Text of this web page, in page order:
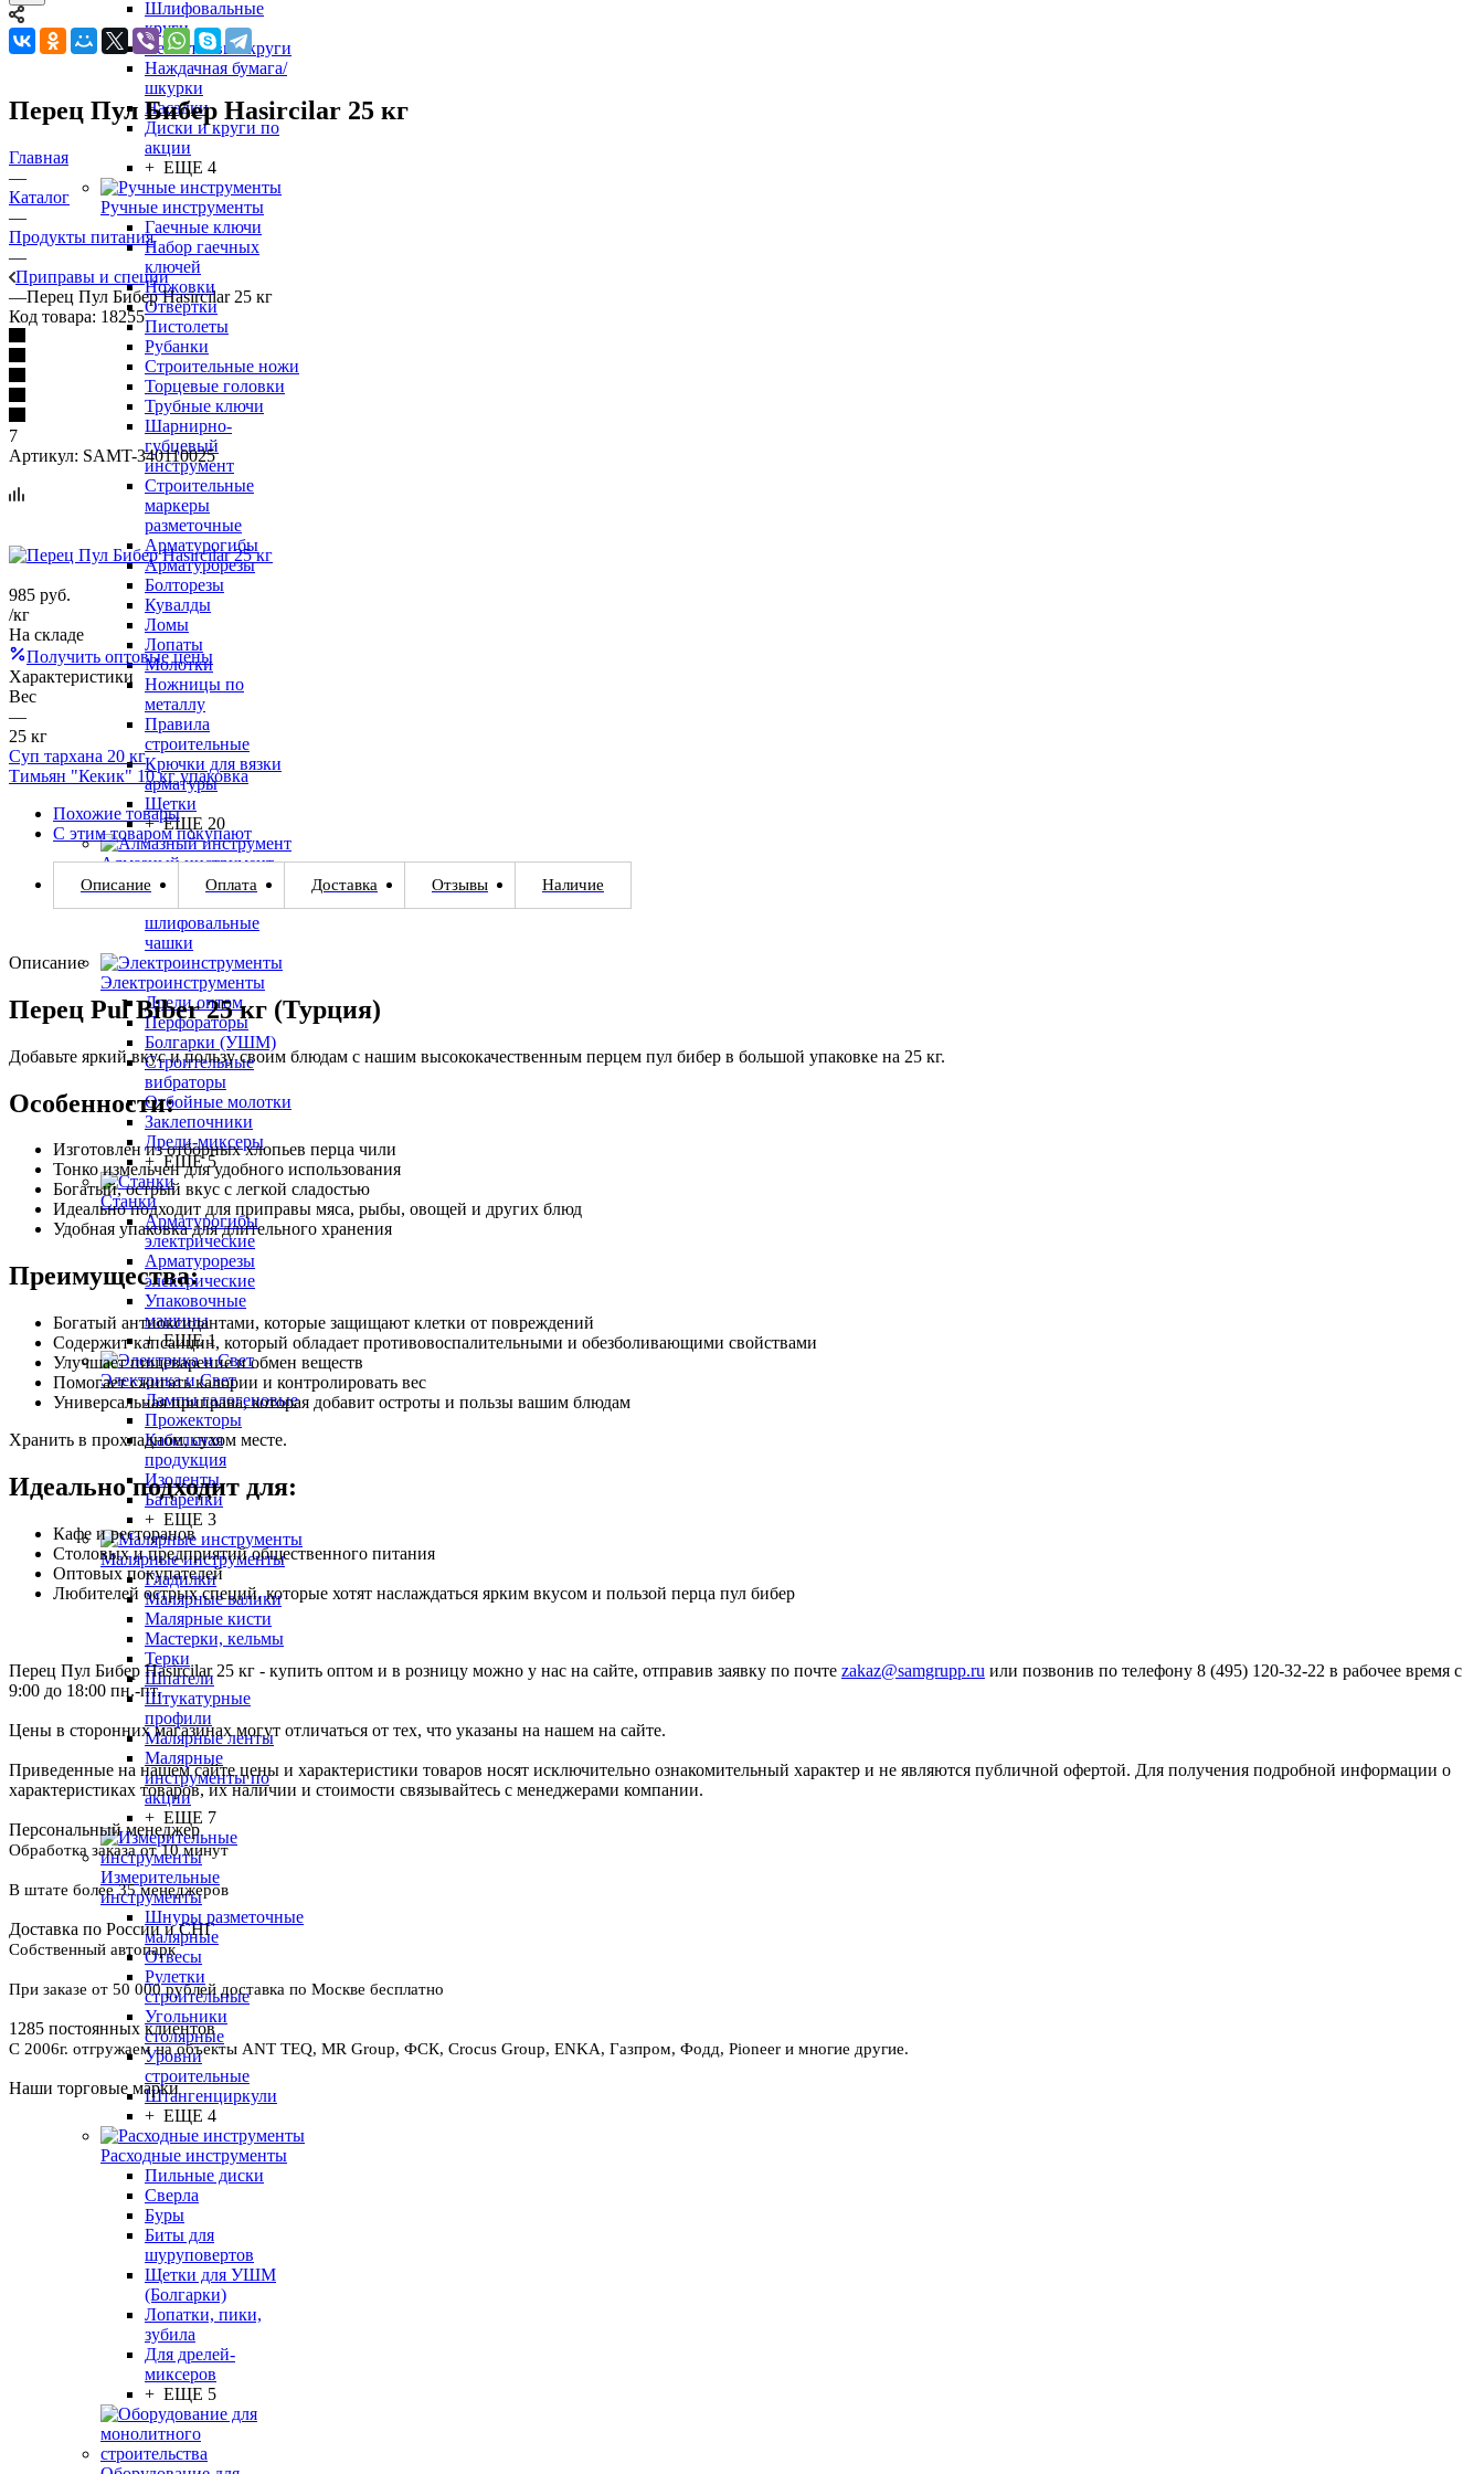
Шлифовальные
круги
Лепестковые круги
Наждачная бумага/
шкурки
Насадки
Диски и круги по
акции
+ ЕЩЕ 4
Ручные инструменты
Гаечные ключи
Набор гаечных
ключей
Ножовки
Отвертки
Пистолеты
Рубанки
Строительные ножи
Торцевые головки
Трубные ключи
Шарнирно-
губцевый
инструмент
Строительные
маркеры
разметочные
Арматурогибы
Арматурорезы
Болторезы
Кувалды
Ломы
Лопаты
Молотки
Ножницы по
металлу
Правила
строительные
Крючки для вязки
арматуры
Щетки
+ ЕЩЕ 20
Алмазный инструмент
Алмазные диски
шлифовальные
чашки
Электроинструменты
Дрели оптом
Перфораторы
Болгарки (УШМ)
Строительные
вибраторы
Отбойные молотки
Заклепочники
Дрели-миксеры
+ ЕЩЕ 5
Станки
Арматурогибы
электрические
Арматурорезы
электрические
Упаковочные
машины
+ ЕЩЕ 1
Электрика и Свет
Лампы галогеновые
Прожекторы
Кабельная
продукция
Изоленты
Батарейки
+ ЕЩЕ 3
Малярные инструменты
Гладилки
Малярные валики
Малярные кисти
Мастерки, кельмы
Терки
Шпатели
Штукатурные
профили
Малярные ленты
Малярные
инструменты по
акции
+ ЕЩЕ 7
Измерительные
инструменты
Шнуры разметочные
малярные
Отвесы
Рулетки
строительные
Угольники
столярные
Уровни
строительные
Штангенциркули
+ ЕЩЕ 4
Расходные инструменты
Пильные диски
Сверла
Буры
Биты для
шуруповертов
Щетки для УШМ
(Болгарки)
Лопатки, пики,
зубила
Для дрелей-
миксеров
+ ЕЩЕ 5
Перец Пул Бибер Hasircilar 25 кг
Главная
—
Каталог
—
Продукты питания
—
Приправы и специи
—Перец Пул Бибер Hasircilar 25 кг
Код товара: 18255
7
Артикул: SAMT-340110025
985 руб.
/кг
На складе
Получить оптовые цены
Характеристики
Вес
—
25 кг
Суп тархана 20 кг
Тимьян "Кекик" 10 кг упаковка
Похожие товары
С этим товаром покупают
Описание Оплата Доставка Отзывы Наличие
Описание
Перец Pul Biber 25 кг (Турция)
Добавьте яркий вкус и пользу своим блюдам с нашим высококачественным перцем пул бибер в большой упаковке на 25 кг.
Особенности:
Изготовлен из отборных хлопьев перца чили
Тонко измельчен для удобного использования
Богатый, острый вкус с легкой сладостью
Идеально подходит для приправы мяса, рыбы, овощей и других блюд
Удобная упаковка для длительного хранения
Преимущества:
Богатый антиоксидантами, которые защищают клетки от повреждений
Содержит капсаицин, который обладает противовоспалительными и обезболивающими свойствами
Улучшает пищеварение и обмен веществ
Помогает сжигать калории и контролировать вес
Универсальная приправа, которая добавит остроты и пользы вашим блюдам
Хранить в прохладном, сухом месте.
Идеально подходит для:
Кафе и ресторанов
Столовых и предприятий общественного питания
Оптовых покупателей
Любителей острых специй, которые хотят наслаждаться ярким вкусом и пользой перца пул бибер
Перец Пул Бибер Hasircilar 25 кг - купить оптом и в розницу можно у нас на сайте, отправив заявку по почте zakaz@samgrupp.ru или позвонив по телефону 8 (495) 120-32-22 в рабочее время с
9:00 до 18:00 пн.-пт.
Цены в сторонних магазинах могут отличаться от тех, что указаны на нашем на сайте.
Приведенные на нашем сайте цены и характеристики товаров носят исключительно ознакомительный характер и не являются публичной офертой. Для получения подробной информации о
характеристиках товаров, их наличии и стоимости связывайтесь с менеджерами компании.
Персональный менеджер
Обработка заказа от 10 минут
В штате более 35 менеджеров
Доставка по России и СНГ
Собственный автопарк
При заказе от 50 000 рублей доставка по Москве бесплатно
1285 постоянных клиентов
С 2006г. отгружаем на объекты ANT TEQ, MR Group, ФСК, Crocus Group, ENKA, Газпром, Фодд, Pioneer и многие другие.
Наши торговые марки